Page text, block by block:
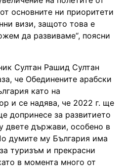
основните ни приоритети
визи, защото това е
да развиваме“, поясни
Султан Рашид Султан
че Обединените арабски
като на
и се надява, че 2022 г. ще
допринесе за развитието
двете държави, особено в
думите му България има
туризъм и прекрасни
в момента много от